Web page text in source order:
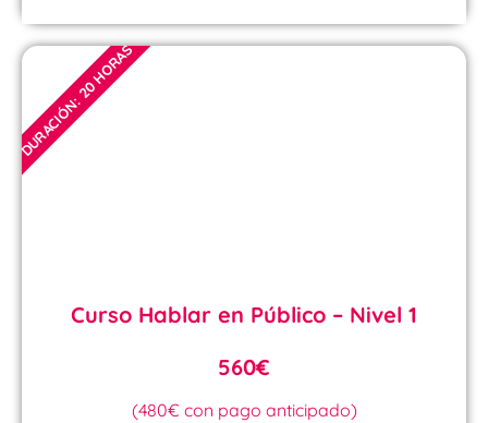
Curso Hablar en Público – Nivel 1
560€
(480€ con pago anticipado)
DURACIÓN: 20 HORAS